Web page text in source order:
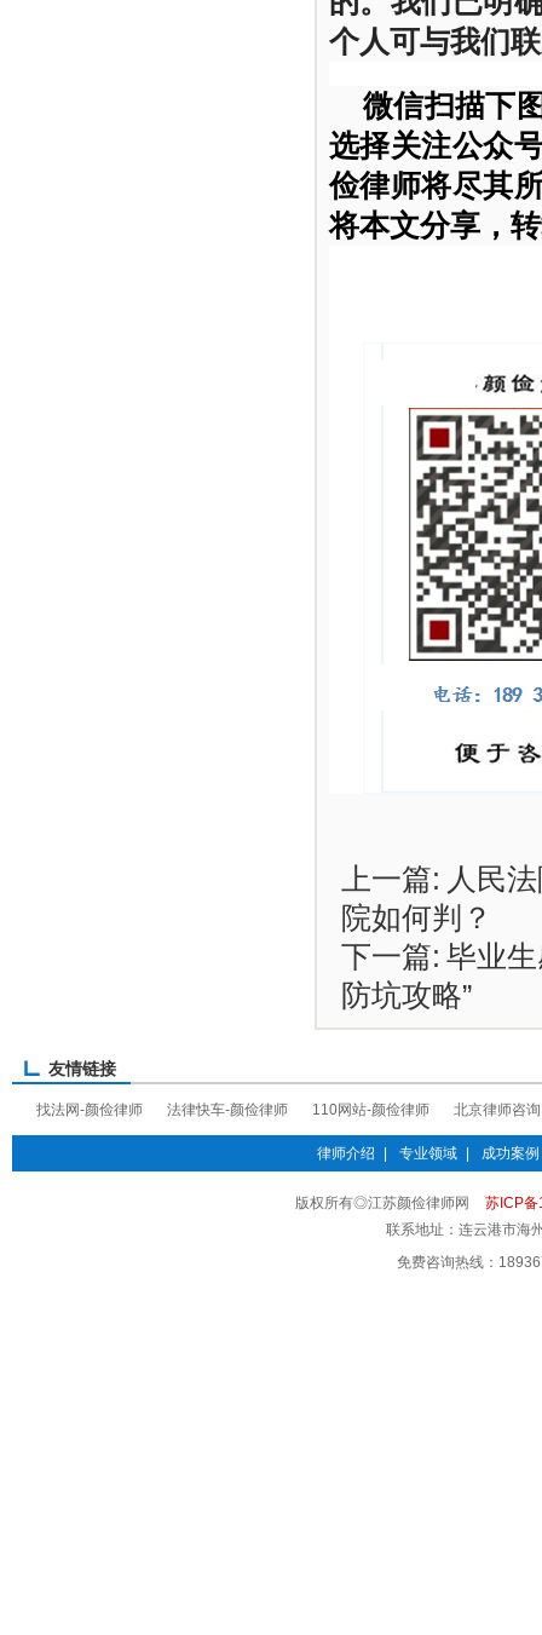
个人可与我们
微信扫描下
选择关注公众
俭律师将尽其
将本文分享，
上一篇: 人民
院如何判？
下一篇: 毕业
防坑攻略”
友情链接
找法网-颜俭律师 法律快车-颜俭律师 110网站-颜俭律师 北京律师咨询
律师介绍 专业领域 成功案例
版权所有◎江苏颜俭律师网
苏ICP
联系地址：连云港市海
免费咨询热线：